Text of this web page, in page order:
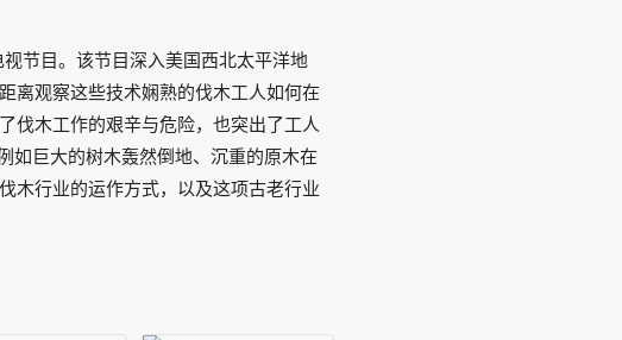
节目。该节目深入美国西北太平洋地
离观察这些技术娴熟的伐木工人如何在
伐木工作的艰辛与危险，也突出了工人
如巨大的树木轰然倒地、沉重的原木在
木行业的运作方式，以及这项古老行业